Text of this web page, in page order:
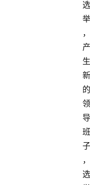
选
举
，
产
生
新
的
领
导
班
子
，
选